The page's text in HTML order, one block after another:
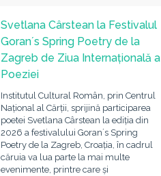
Svetlana Cârstean la Festivalul
Goranʼs Spring Poetry de la
Zagreb de Ziua Internațională a
Poeziei
Institutul Cultural Român, prin Centrul
Național al Cărții, sprijină participarea
poetei Svetlana Cârstean la ediția din
2026 a festivalului Goranʼs Spring
Poetry de la Zagreb, Croația, în cadrul
căruia va lua parte la mai multe
evenimente, printre care și